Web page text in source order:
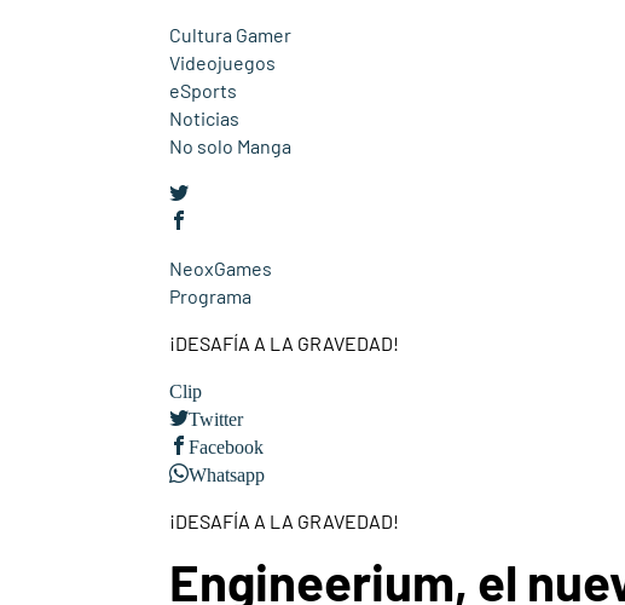
Cultura Gamer
Videojuegos
eSports
Noticias
No solo Manga
NeoxGames
Programa
¡DESAFÍA A LA GRAVEDAD!
Clip
Twitter
Facebook
Whatsapp
¡DESAFÍA A LA GRAVEDAD!
Engineerium, el